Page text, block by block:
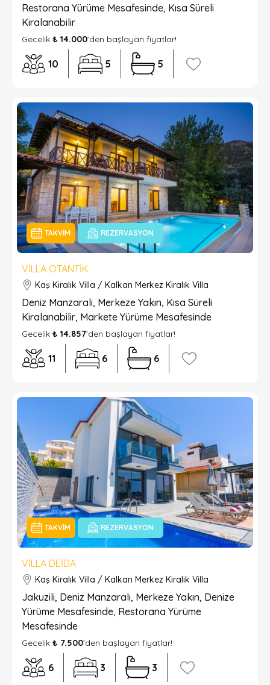
Restorana Yürüme Mesafesinde, Kısa Süreli
Kiralanabilir
Gecelik ₺ 14.000’den başlayan fiyatlar!
10 5 5
TAKVIM REZERVASYON
VILLA OTANTIK
Kaş Kiralık Villa / Kalkan Merkez Kiralık Villa
Deniz Manzaralı, Merkeze Yakın, Kısa Süreli
Kiralanabilir, Markete Yürüme Mesafesinde
Gecelik ₺ 14.857’den başlayan fiyatlar!
11 6 6
TAKVIM REZERVASYON
VILLA DEIDA
Kaş Kiralık Villa / Kalkan Merkez Kiralık Villa
Jakuzili, Deniz Manzaralı, Merkeze Yakın, Denize
Yürüme Mesafesinde, Restorana Yürüme
Mesafesinde
Gecelik ₺ 7.500’den başlayan fiyatlar!
6 3 3